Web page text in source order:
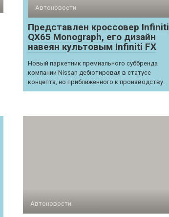
Автоновости
Представлен кроссовер Infiniti
QX65 Monograph, его дизайн
навеян культовым Infiniti FX
Новый паркетник премиального суббренда
компании Nissan дебютировал в статусе
концепта, но приближенного к производству.
Автоновости